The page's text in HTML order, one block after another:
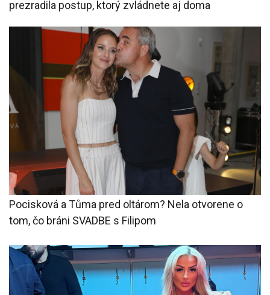
prezradila postup, ktorý zvládnete aj doma
Pocisková a Tůma pred oltárom? Nela otvorene o
tom, čo bráni SVADBE s Filipom